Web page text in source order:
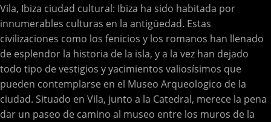
Vila, Ibiza ciudad cultural: Ibiza ha sido habitada por
innumerables culturas en la antigüedad. Estas
civilizaciones como los fenicios y los romanos han llenado
de esplendor la historia de la isla, y a la vez han dejado
todo tipo de vestigios y yacimientos valiosísimos que
pueden contemplarse en el Museo Arqueologico de la
ciudad. Situado en Vila, junto a la Catedral, merece la pena
dar un paseo de camino al museo entre los muros de la